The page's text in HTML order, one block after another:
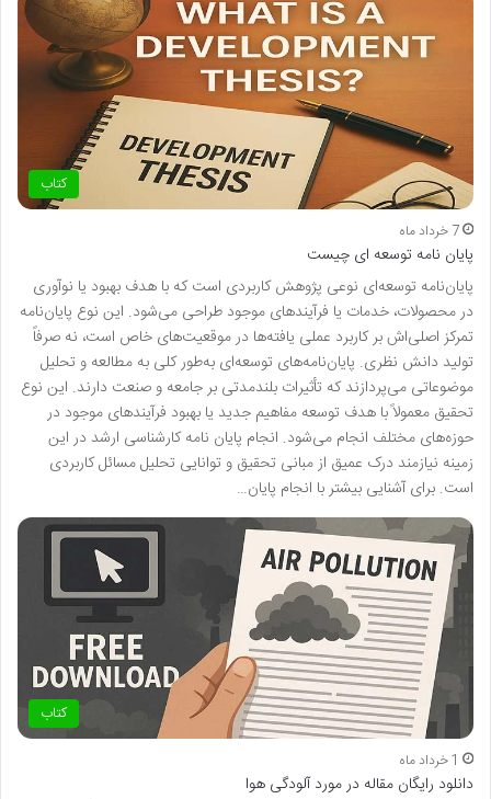
کتاب
7 خرداد ماه
پایان نامه توسعه ای چیست
پایان‌نامه توسعه‌ای نوعی پژوهش کاربردی است که با هدف بهبود یا نوآوری
در محصولات، خدمات یا فرآیندهای موجود طراحی می‌شود. این نوع پایان‌نامه
تمرکز اصلی‌اش بر کاربرد عملی یافته‌ها در موقعیت‌های خاص است، نه صرفاً
تولید دانش نظری. پایان‌نامه‌های توسعه‌ای به‌طور کلی به مطالعه و تحلیل
موضوعاتی می‌پردازند که تأثیرات بلندمدتی بر جامعه و صنعت دارند. این نوع
تحقیق معمولاً با هدف توسعه مفاهیم جدید یا بهبود فرآیندهای موجود در
حوزه‌های مختلف انجام می‌شود. انجام پایان نامه کارشناسی ارشد در این
زمینه نیازمند درک عمیق از مبانی تحقیق و توانایی تحلیل مسائل کاربردی
است. برای آشنایی بیشتر با انجام پایان…
کتاب
1 خرداد ماه
دانلود رایگان مقاله در مورد آلودگی هوا